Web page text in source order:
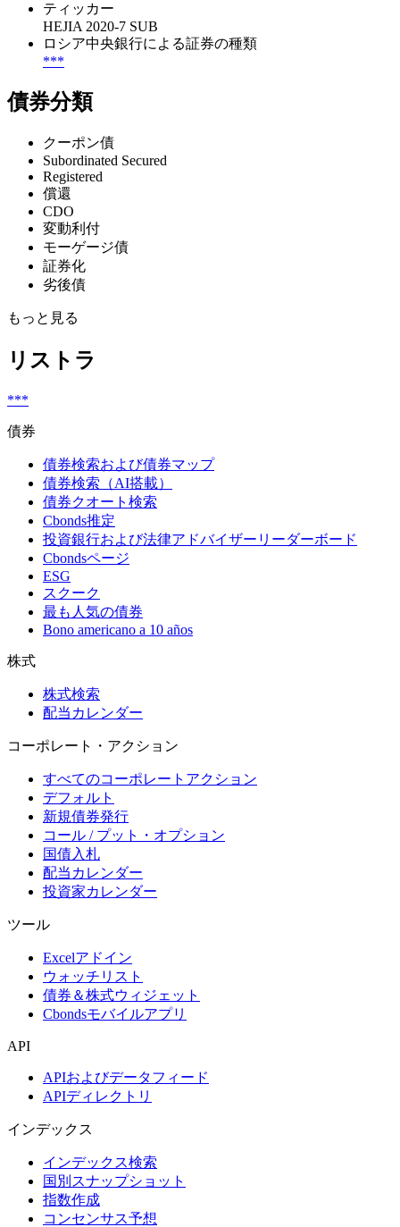
ティッカー
HEJIA 2020-7 SUB
ロシア中央銀行による証券の種類
***
債券分類
クーポン債
Subordinated Secured
Registered
償還
CDO
変動利付
モーゲージ債
証券化
劣後債
もっと見る
リストラ
***
債券
債券検索および債券マップ
債券検索（AI搭載）
債券クオート検索
Cbonds推定
投資銀行および法律アドバイザーリーダーボード
Cbondsページ
ESG
スクーク
最も人気の債券
Bono americano a 10 años
株式
株式検索
配当カレンダー
コーポレート・アクション
すべてのコーポレートアクション
デフォルト
新規債券発行
コール / プット・オプション
国債入札
配当カレンダー
投資家カレンダー
ツール
Excelアドイン
ウォッチリスト
債券＆株式ウィジェット
Cbondsモバイルアプリ
API
APIおよびデータフィード
APIディレクトリ
インデックス
インデックス検索
国別スナップショット
指数作成
コンセンサス予想